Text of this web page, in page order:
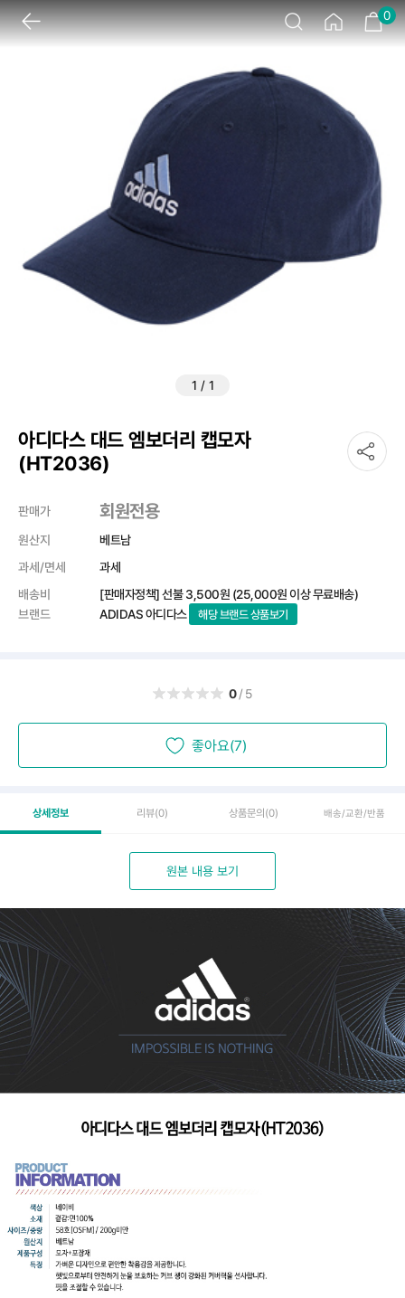
0
1 / 1
아디다스 대드 엠보더리 캡모자
(HT2036)
판매가 회원전용
원산지
베트남
과세/면세
과세
배송비
[판매자정책] 선불 3,500원 (25,000원 이상 무료배송)
브랜드
ADIDAS 아디다스 해당 브랜드 상품보기
0/5
좋아요(7)
상세정보 리뷰(0) 상품문의 (0) 배송/교환/반품
원본 내용 보기